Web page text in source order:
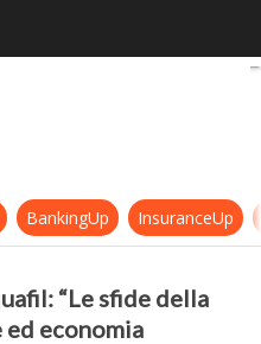
CEO Aquafil: “Le
BankingUp InsuranceUp
“Le sfide della
economia